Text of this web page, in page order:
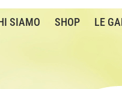
SIAMO SHOP LE